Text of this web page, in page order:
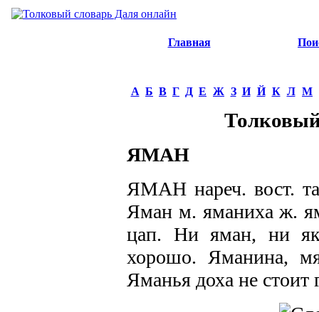
Главная
А Б В Г Д Е Ж З И Й К Л М
ЯМАН
ЯМАН нареч. вост.
Яман м. яманиха ж.
цап. Ни яман, ни
хорошо. Яманина,
Яманья доха не стоит